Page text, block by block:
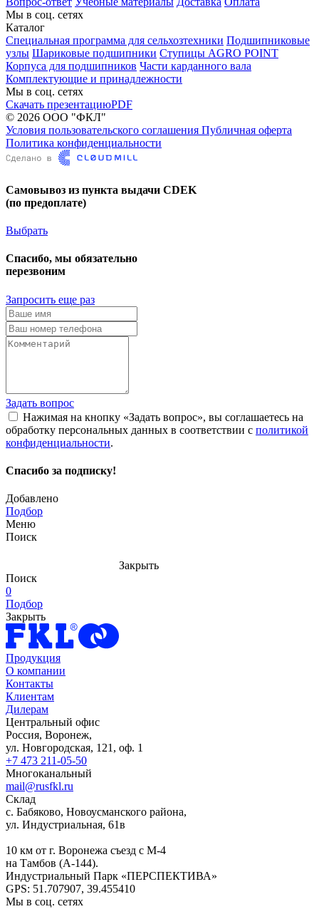
Мы в соц. сетях
Каталог
Специальная программа для сельхозтехники Подшипниковые
узлы Шариковые подшипники Ступицы AGRO POINT
Корпуса для подшипников Части карданного вала
Комплектующие и принадлежности
Мы в соц. сетях
Скачать презентациюPDF
© 2026 ООО "ФКЛ"
Условия пользовательского соглашения Публичная оферта
Политика конфиденциальности
Самовывоз из пункта выдачи CDEK
(по предоплате)
Выбрать
Спасибо, мы обязательно
перезвоним
Запросить еще раз
Задать вопрос
Нажимая на кнопку «Задать вопрос», вы соглашаетесь на
обработку персональных данных в соответствии с политикой
конфиденциальности.
Спасибо за подписку!
Добавлено
Подбор
Меню
Поиск
Закрыть
Поиск
0
Подбор
Закрыть
Продукция
О компании
Контакты
Клиентам
Дилерам
Центральный офис
Россия, Воронеж,
ул. Новгородская, 121, оф. 1
+7 473 211-05-50
Многоканальный
mail@rusfkl.ru
Склад
с. Бабяково, Новоусманского района,
ул. Индустриальная, 61в
10 км от г. Воронежа съезд с М-4
на Тамбов (А-144).
Индустриальный Парк «ПЕРСПЕКТИВА»
GPS: 51.707907, 39.455410
Мы в соц. сетях